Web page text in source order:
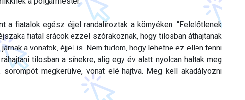
a fiatalok egész éjjel randalíroztak a környéken. “Felelőtlenek
fiatal srácok ezzel szórakoznak, hogy tilosban áthajtanak
a vonatok, éjjel is. Nem tudom, hogy lehetne ez ellen tenni
tilosban a sínekre, alig egy év alatt nyolcan haltak meg
sorompót megkerülve, vonat elé hajtva. Meg kell akadályozni